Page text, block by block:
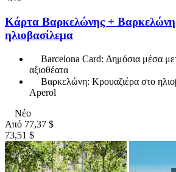
Κάρτα Βαρκελώνης +
ηλιοβασίλεμα
Barcelona Card: Δημόσια μέσα
αξιοθέατα
Βαρκελώνη: Κρουαζιέρα στο
Aperol
Νέο
Από 77,37 $
73,51 $